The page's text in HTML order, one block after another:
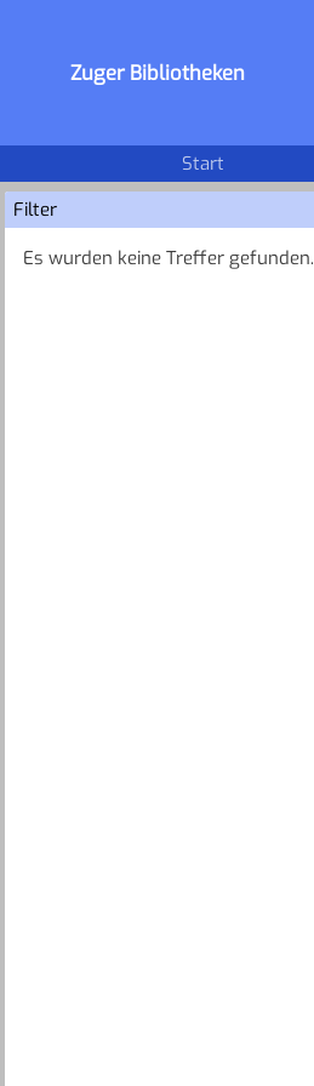
Zuger Bibliotheken
Start
Filter
Es wurden keine Treffer gefunden.